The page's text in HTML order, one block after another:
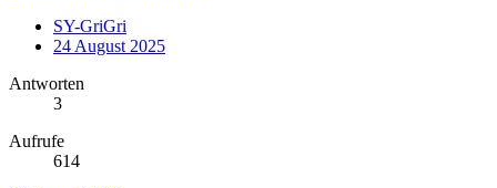
SY-GriGri
24 August 2025
Antworten
3
Aufrufe
614